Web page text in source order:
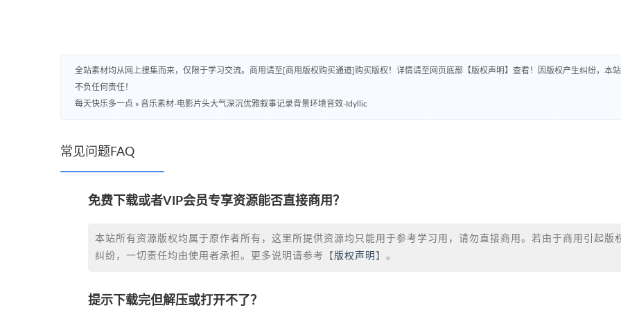
全站素材均从网上搜集而来，仅限于学习交流。商用请至[商用版权购买通道]购买版权！详情请至网页底部【版权声明】查看！因版权产生纠纷，本站
不负任何责任！
每天快乐多一点 » 音乐素材-电影片头大气深沉优雅叙事记录背景环境音效-Idyllic
常见问题FAQ
免费下载或者VIP会员专享资源能否直接商用？
本站所有资源版权均属于原作者所有，这里所提供资源均只能用于参考学习用，请勿直接商用。若由于商用引起版
纠纷，一切责任均由使用者承担。更多说明请参考【 版权声明 】。
提示下载完但解压或打开不了？